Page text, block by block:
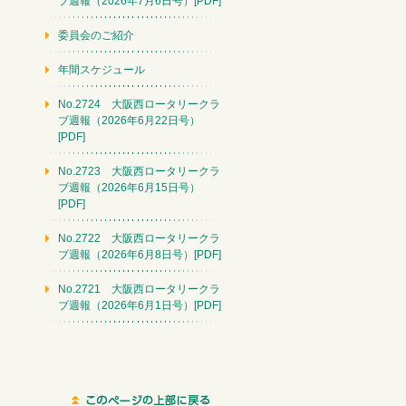
委員会のご紹介
年間スケジュール
No.2724 大阪西ロータリークラ
ブ週報（2026年6月22日号）
[PDF]
No.2723 大阪西ロータリークラ
ブ週報（2026年6月15日号）
[PDF]
No.2722 大阪西ロータリークラ
ブ週報（2026年6月8日号）[PDF]
No.2721 大阪西ロータリークラ
ブ週報（2026年6月1日号）[PDF]